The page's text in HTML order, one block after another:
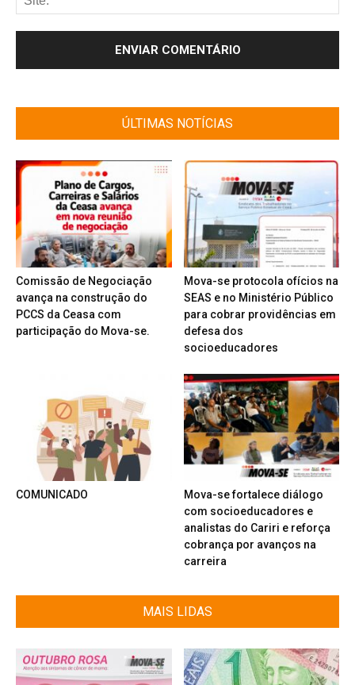
ÚLTIMAS NOTÍCIAS
Comissão de Negociação
avança na construção do
PCCS da Ceasa com
participação do Mova-se.
Mova-se protocola ofícios na
SEAS e no Ministério Público
para cobrar providências em
defesa dos
socioeducadores
COMUNICADO
Mova-se fortalece diálogo
com socioeducadores e
analistas do Cariri e reforça
cobrança por avanços na
carreira
MAIS LIDAS